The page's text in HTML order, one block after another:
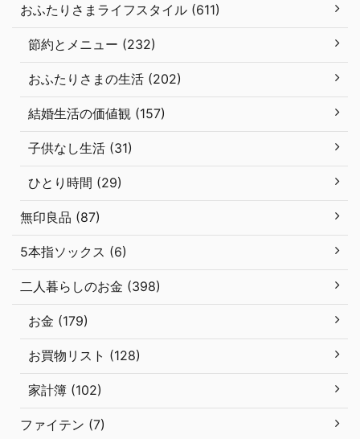
おふたりさまライフスタイル (611)
節約とメニュー (232)
おふたりさまの生活 (202)
結婚生活の価値観 (157)
子供なし生活 (31)
ひとり時間 (29)
無印良品 (87)
5本指ソックス (6)
二人暮らしのお金 (398)
お金 (179)
お買物リスト (128)
家計簿 (102)
ファイテン (7)